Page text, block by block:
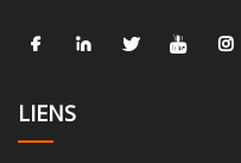
LIENS